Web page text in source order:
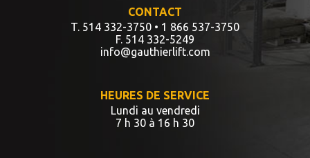
CONTACT
T. 514 332-3750 • 1 866 537-3750
F. 514 332-5249
info@gauthierlift.com
HEURES DE SERVICE
Lundi au vendredi
7 h 30 à 16 h 30